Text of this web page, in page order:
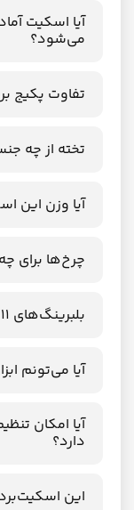
آیا اسکیت
می‌شود؟
تفاوت پکیج
تخته از چه
آیا وزن این
چرخ‌ها برای
بلبرینگ‌های ILQ-11 چه مزیتی دارن؟
آیا می‌تونم
آیا امکان
دارد؟
این